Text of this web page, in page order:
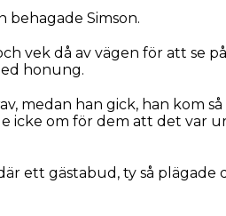
behagade Simson.
vek då av vägen för att se
honung.
medan han gick, han kom så
icke om för dem att det var
ett gästabud, ty så plägade